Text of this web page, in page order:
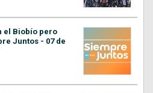
el Biobío pero
Juntos - 07 de